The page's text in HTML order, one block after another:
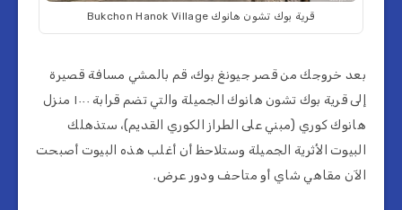
قرية بوك تشون هانوك Bukchon Hanok Village
بعد خروجك من قصر جيونغ بوك، قم بالمشي مسافة قصيرة
إلى قرية بوك تشون هانوك الجميلة والتي تضم قرابة ١٠٠٠ منزل
هانوك كوري (مبني على الطراز الكوري القديم)، ستذهلك
البيوت الأثرية الجميلة وستلاحظ أن أغلب هذه البيوت أصبحت
الآن مقاهي شاي أو متاحف ودور عرض.